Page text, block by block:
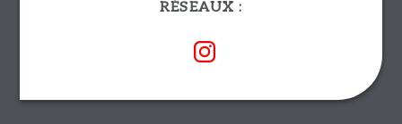
RÉSEAUX :